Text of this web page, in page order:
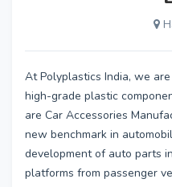
At Polyplastics India, we
high-grade plastic
are Car Accessories
new benchmark in
development of auto parts
platforms from passenger